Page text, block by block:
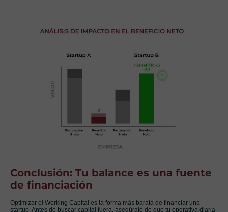
Conclusión: Tu balance es una fuente
de financiación
Optimizar el Working Capital es la forma más barata de financiar una
startup. Antes de buscar capital fuera, asegúrate de que tu operativa diaria